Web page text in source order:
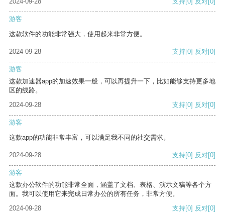
游客
这款软件的功能非常强大，使用起来非常方便。
2024-09-28 支持[0] 反对[0]
游客
这款加速器app的加速效果一般，可以再提升一下，比如能够支持更多地
区的线路。
2024-09-28
支持[0] 反对[0]
游客
这款app的功能非常丰富，可以满足我不同的社交需求。
2024-09-28 支持[0] 反对[0]
游客
这款办公软件的功能非常全面，涵盖了文档、表格、演示文稿等各个方
面。我可以使用它来完成日常办公的所有任务，非常方便。
2024-09-28
支持[0] 反对[0]